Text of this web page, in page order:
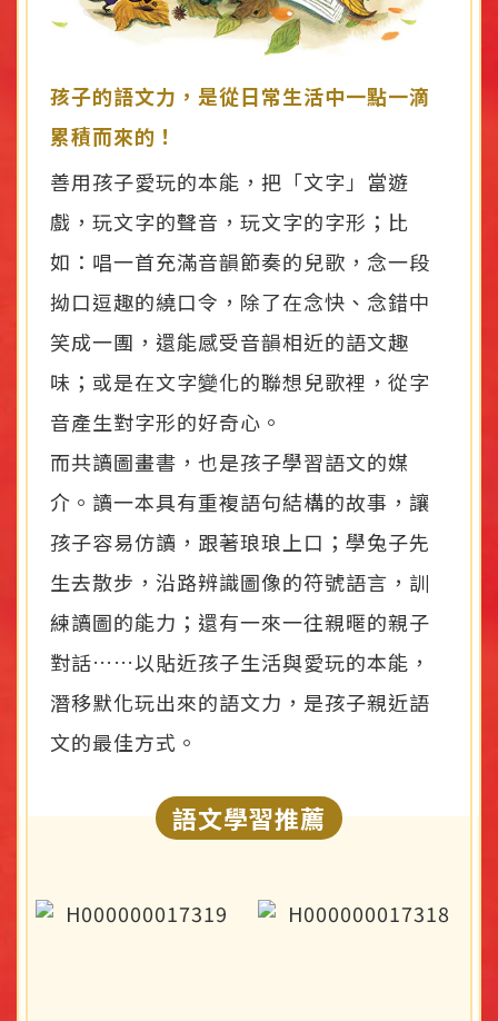
孩子的語文力，是從日常生活中一點一滴
累積而來的！
善用孩子愛玩的本能，把「文字」當遊
戲，玩文字的聲音，玩文字的字形；比
如：唱一首充滿音韻節奏的兒歌，念一段
拗口逗趣的繞口令，除了在念快、念錯中
笑成一團，還能感受音韻相近的語文趣
味；或是在文字變化的聯想兒歌裡，從字
音產生對字形的好奇心。
而共讀圖畫書，也是孩子學習語文的媒
介。讀一本具有重複語句結構的故事，讓
孩子容易仿讀，跟著琅琅上口；學兔子先
生去散步，沿路辨識圖像的符號語言，訓
練讀圖的能力；還有一來一往親暱的親子
對話……以貼近孩子生活與愛玩的本能，
潛移默化玩出來的語文力，是孩子親近語
文的最佳方式。
語文學習推薦